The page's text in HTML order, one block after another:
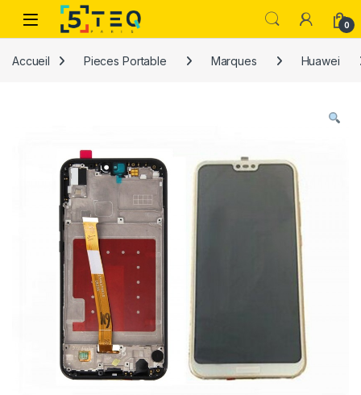
Passer à la navigation
Aller au contenu
0
Accueil Pieces Portable Marques Huawei